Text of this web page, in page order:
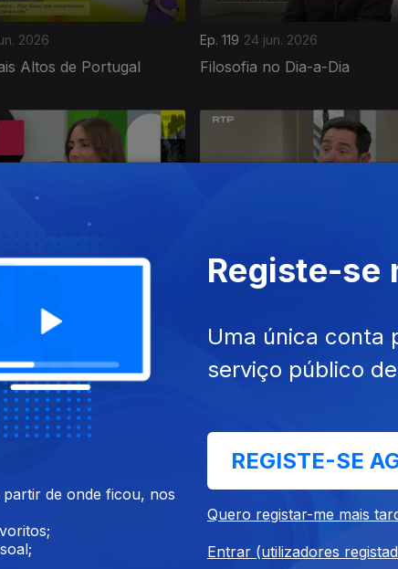
2026
Altos de Portugal
Ep. 119 24 jun. 2026
Filosofia no Dia-a-Dia
Ep. 115 18 jun. 2026
2026 de onde ficou, nos
Registe-se
Uma única conta
serviço público
REGISTE-SE
Quero registar-me mais
Entrar (utilizadores